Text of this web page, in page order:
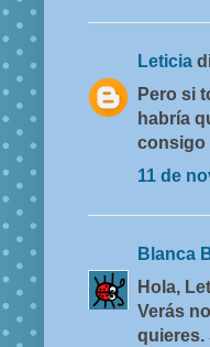
Leticia
Pero si
habría
consigo
11 de
Blanca
Hola,
Verás
quieres.